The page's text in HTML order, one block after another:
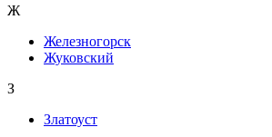
Ж
Железногорск
Жуковский
З
Златоуст